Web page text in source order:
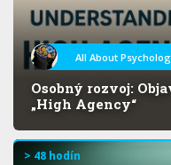
All About
Osobný rozvoj:
„High Agency“
> 48 hodín